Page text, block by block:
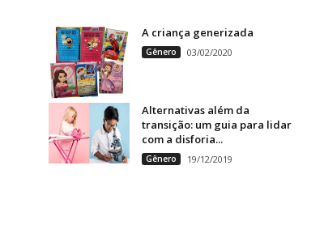
A criança generizada
Gênero 03/02/2020
Alternativas além da
transição: um guia para lidar
com a disforia...
Gênero 19/12/2019